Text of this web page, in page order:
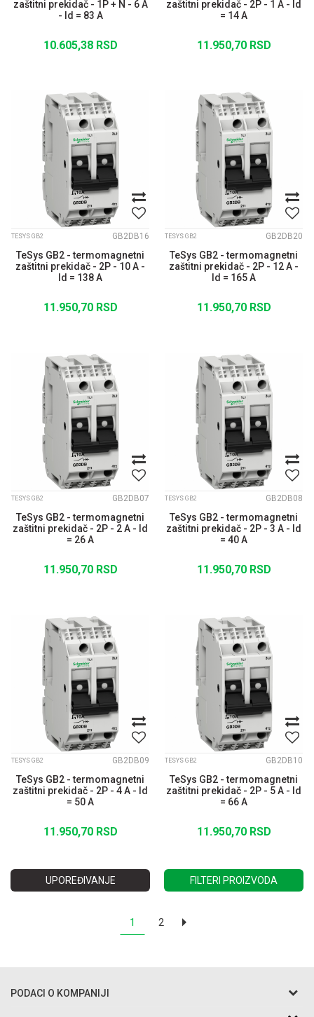
zaštitni prekidač - 1P + N - 6 A
- Id = 83 A
10.605,38 RSD
zaštitni prekidač - 2P - 1 A - Id
= 14 A
11.950,70 RSD
TESYS GB2 GB2DB16
TeSys GB2 - termomagnetni
zaštitni prekidač - 2P - 10 A -
Id = 138 A
11.950,70 RSD
TESYS GB2 GB2DB20
TeSys GB2 - termomagnetni
zaštitni prekidač - 2P - 12 A -
Id = 165 A
11.950,70 RSD
TESYS GB2 GB2DB07
TeSys GB2 - termomagnetni
zaštitni prekidač - 2P - 2 A - Id
= 26 A
11.950,70 RSD
TESYS GB2 GB2DB08
TeSys GB2 - termomagnetni
zaštitni prekidač - 2P - 3 A - Id
= 40 A
11.950,70 RSD
TESYS GB2 GB2DB09
TeSys GB2 - termomagnetni
zaštitni prekidač - 2P - 4 A - Id
= 50 A
11.950,70 RSD
TESYS GB2 GB2DB10
TeSys GB2 - termomagnetni
zaštitni prekidač - 2P - 5 A - Id
= 66 A
11.950,70 RSD
UPOREĐIVANJE FILTERI PROIZVODA
1 2
PODACI O KOMPANIJI